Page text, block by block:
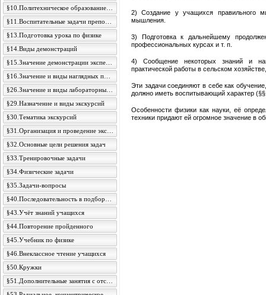
2) Создание у учащихся правильного
мышления.
3) Подготовка к дальнейшему
профессиональных курсах и т. п.
4) Сообщение некоторых знаний и
практической работы в сельском
Эти задачи соединяют в себе как
должно иметь воспитывающий характер
Особенности физики как науки, её
техники придают ей огромное значение в
§13.Подготовка урока по физике
§14.Виды демонстраций
§29.Назначение и виды экскурсий
§30.Тематика экскурсий
§32.Основные цели решения задач
§33.Тренировочные задачи
§34.Физические задачи
§35.Задачи-вопросы
§43.Учёт знаний учащихся
§44.Повторение пройденного
§45.Учебник по физике
§46.Внеклассное чтение учащихся
§50.Кружки